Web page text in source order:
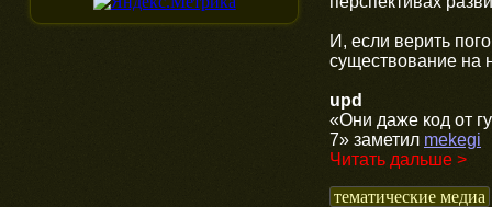
И, если верить
существование на
upd
«Они даже код от
7» заметил mekegi
Читать дальше >
тематические медиа